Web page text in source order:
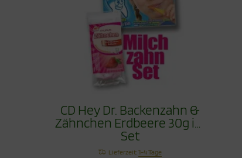
CD Hey Dr. Backenzahn &
Zähnchen Erdbeere 30g im
Set
Lieferzeit:1-4 Tage